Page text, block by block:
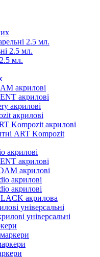
2.5 мл.
2.5 мл.
мл.
акрилові
акрилові
акрилові
акрилові
Kompozit акрилові
ART Kompozit
акрилові
акрилові
акрилові
акрилові
акрилові
акрилова
універсальні
універсальні